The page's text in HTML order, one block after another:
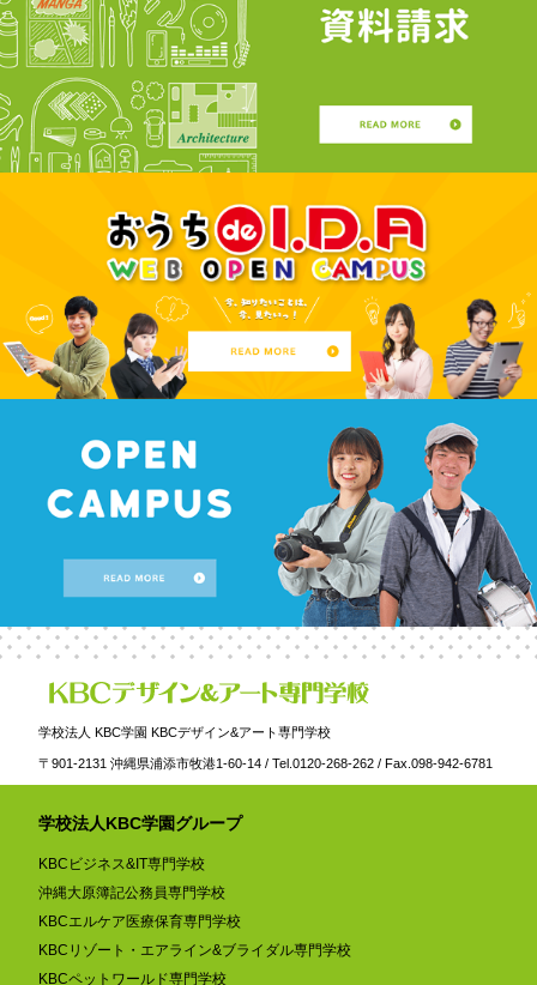
学校法人 KBC学園 KBCデザイン&アート専門学校
〒901-2131 沖縄県浦添市牧港1-60-14 / Tel.0120-268-262 / Fax.098-942-6781
学校法人KBC学園グループ
KBCビジネス&IT専門学校
沖縄大原簿記公務員専門学校
KBCエルケア医療保育専門学校
KBCリゾート・エアライン&ブライダル専門学校
KBCペットワールド専門学校